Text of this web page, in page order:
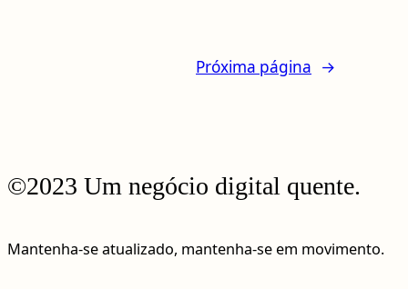
Próxima página →
©2023 Um negócio digital quente.
Mantenha-se atualizado, mantenha-se em movimento.